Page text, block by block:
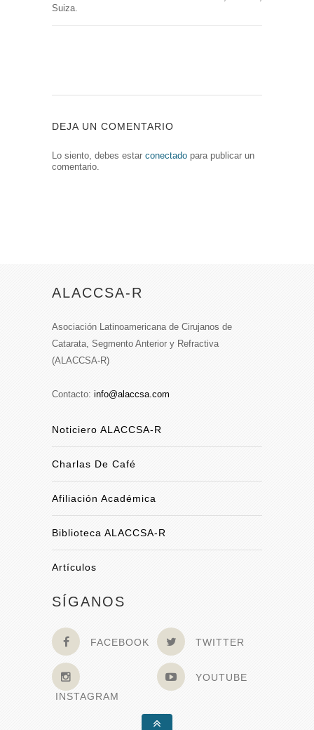
Suiza.
DEJA UN COMENTARIO
Lo siento, debes estar conectado para publicar un
comentario.
ALACCSA-R
Asociación Latinoamericana de Cirujanos de
Catarata, Segmento Anterior y Refractiva
(ALACCSA-R)
Contacto: info@alaccsa.com
Noticiero ALACCSA-R
Charlas De Café
Afiliación Académica
Biblioteca ALACCSA-R
Artículos
SÍGANOS
FACEBOOK TWITTER
INSTAGRAM
YOUTUBE